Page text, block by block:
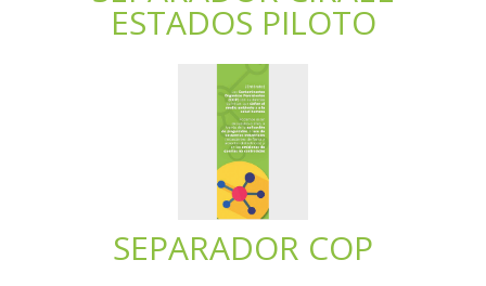
ESTADOS PILOTO
SEPARADOR COP